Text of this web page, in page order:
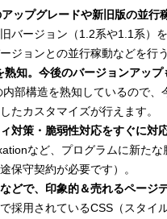
ップグレードや新旧版の並行
バージョン（1.2系や1.1系）
ジョンとの並行稼動などを行
知。今後のバージョンアップ
部構造を熟知しているので
たカスタマイズが行えます。
対策・脆弱性対応をすぐに対
など、プログラムに新た
保守契約が必要です）。
どで、印象的＆売れるページ
採用されているCSS（スタイ